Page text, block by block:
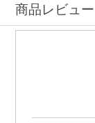
商品レビュー